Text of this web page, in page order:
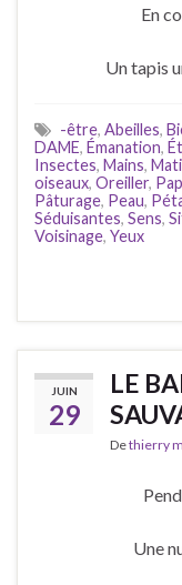
En
Un tapis
-être, Abeilles,
DAME, Émanation,
Insectes, Mains,
oiseaux, Oreiller,
Pâturage, Peau,
Séduisantes, Sens,
Voisinage, Yeux
JUIN
29
LE
Dethierry
Une